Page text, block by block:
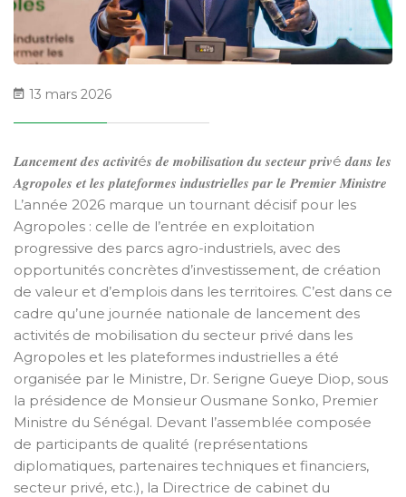
13 mars 2026
𝑳𝒂𝒏𝒄𝒆𝒎𝒆𝒏𝒕 𝒅𝒆𝒔 𝒂𝒄𝒕𝒊𝒗𝒊𝒕é𝒔 𝒅𝒆 𝒎𝒐𝒃𝒊𝒍𝒊𝒔𝒂𝒕𝒊𝒐𝒏 𝒅𝒖 𝒔𝒆𝒄𝒕𝒆𝒖𝒓 𝒑𝒓𝒊𝒗é 𝒅𝒂𝒏𝒔 𝒍𝒆𝒔
𝑨𝒈𝒓𝒐𝒑𝒐𝒍𝒆𝒔 𝒆𝒕 𝒍𝒆𝒔 𝒑𝒍𝒂𝒕𝒆𝒇𝒐𝒓𝒎𝒆𝒔 𝒊𝒏𝒅𝒖𝒔𝒕𝒓𝒊𝒆𝒍𝒍𝒆𝒔 𝒑𝒂𝒓 𝒍𝒆 𝑷𝒓𝒆𝒎𝒊𝒆𝒓 𝑴𝒊𝒏𝒊𝒔𝒕𝒓𝒆
L’année 2026 marque un tournant décisif pour les
Agropoles : celle de l’entrée en exploitation
progressive des parcs agro-industriels, avec des
opportunités concrètes d’investissement, de création
de valeur et d’emplois dans les territoires. C’est dans ce
cadre qu’une journée nationale de lancement des
activités de mobilisation du secteur privé dans les
Agropoles et les plateformes industrielles a été
organisée par le Ministre, Dr. Serigne Gueye Diop, sous
la présidence de Monsieur Ousmane Sonko, Premier
Ministre du Sénégal. Devant l’assemblée composée
de participants de qualité (représentations
diplomatiques, partenaires techniques et financiers,
secteur privé, etc.), la Directrice de cabinet du